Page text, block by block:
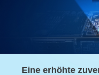
Eine erhöhte